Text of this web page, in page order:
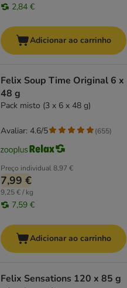
2,84 €
Adicionar ao carrinho
Felix Soup Time Original 6 x
48 g
Pack misto (3 x 6 x 48 g)
Preço individual8,97 €
7,99 €
9,25 € / kg
7,59 €
Avaliar: 4.6/5 (655)
Adicionar ao carrinho
Felix Sensations 120 x 85 g